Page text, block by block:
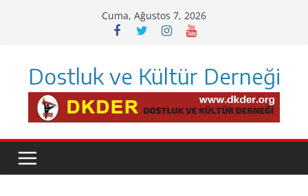
Cuma, Ağustos 7, 2026
Dostluk ve Kültür Derneği